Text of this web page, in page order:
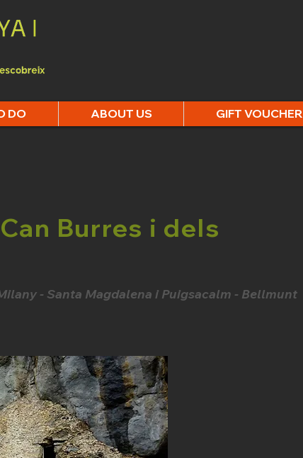
DO ABOUT US GIFT VOUCHER
Burres i dels
- Santa Magdalena i Puigsacalm - Bellmunt